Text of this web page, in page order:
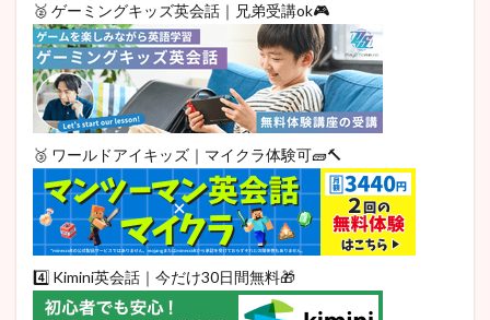
🥈 ゲーミングキッズ英会話｜兄弟受講ok🎮
🥉 ワールドアイキッズ｜マイクラ体験可🧱🔨
4️⃣ Kimini英会話｜今だけ30日間無料🎁